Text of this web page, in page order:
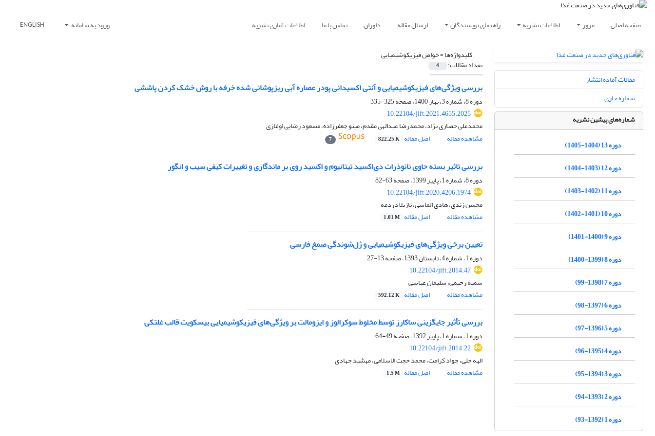
صفحه اصلی مرور اطلاعات نشریه راهنمای نویسندگان ارسال مقاله داوران تماس با ما اطلاعات آماری نشریه ورود به سامانه ENGLISH
کلیدواژه‌ها =خواص فیزیکوشیمیایی
تعداد مقالات: 4
بررسی ویژگی‌های فیزیکوشیمیایی و آنتی اکسیدانی پودر عصاره آبی ریزپوشانی شده خرفه با روش خشک کردن پاششی
دوره 8، شماره 3، بهار 1400، صفحه
325-335
10.22104/jift.2021.4655.2025
محمدعلی حصاری نژاد، محمدرضا عبدالهی مقدم، مینو جعفرزاده، مسعود رضایی اوغازی
مشاهده مقاله
اصل مقاله 822.25 K
7
بررسی تاثیر بسته‌ حاوی نانوذرات دی‌اکسید تیتانیوم و اکسید روی بر ماندگاری و تغییرات کیفی سیب و انگور
دوره 8، شماره 1، پاییز 1399، صفحه
63-82
10.22104/jift.2020.4206.1974
محسن زندی، هادی الماسی، نازیلا دردمه
مشاهده مقاله
اصل مقاله 1.01 M
تعیین برخی ویژگی‌های فیزیکوشیمیایی و ژل‌شوندگی صمغ فارسی
دوره 1، شماره 4، تابستان 1393، صفحه
13-27
10.22104/jift.2014.47
سمیه رحیمی، سلیمان عباسی
مشاهده مقاله
اصل مقاله 592.12 K
بررسی تأثیر جایگزینی ساکارز توسط مخلوط سوکرالوز و ایزومالت بر ویژگی‌های فیزیکوشیمیایی بیسکویت قالب غلتکی
دوره 1، شماره 1، پاییز 1392، صفحه
49-64
10.22104/jift.2014.22
الهه جلی، جواد کرامت، محمد حجت الاسلامی، مهشید جهادی
مشاهده مقاله
اصل مقاله 1.5 M
مقالات آماده انتشار
شماره جاری
شماره‌های پیشین نشریه
دوره 13 (1404-1405)
دوره 12 (1403-1404)
دوره 11 (1402-1403)
دوره 10 (1401-1402)
دوره 9 (1400-1401)
دوره 8 (1399-1400)
دوره 7 (1398-99)
دوره 6 (1397-98)
دوره 5 (1396-97)
دوره 4 (1395-96)
دوره 3 (1394-95)
دوره 2 (1393-94)
دوره 1 (1392-93)